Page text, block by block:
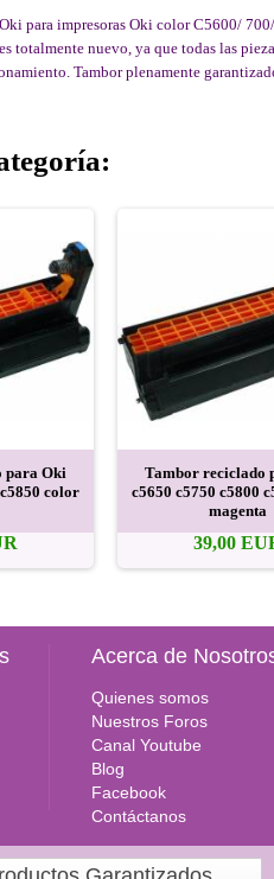
para impresoras Oki color C5600/
nuevo, ya que todas las
Tambor plenamente
para Oki
color
Tambor reciclado
c5650 c5750 c5800
magenta
39,00
Acerca de
Quienes somos
Nuestros Foros
Canal Youtube
Blog
Facebook
Contáctanos